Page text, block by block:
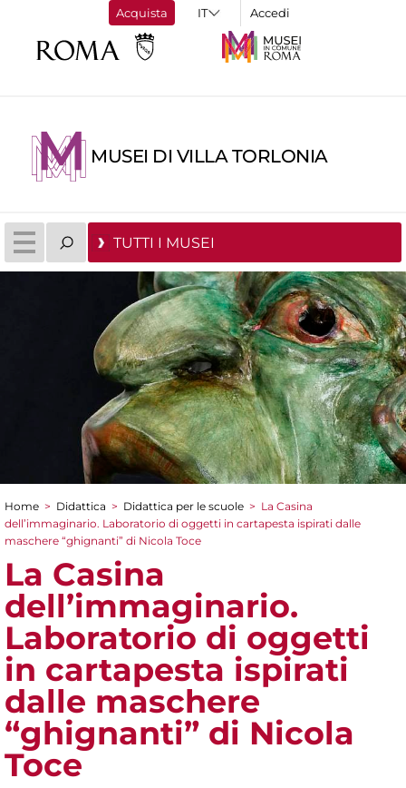
Acquista Accedi
MUSEI DI VILLA TORLONIA
TUTTI I MUSEI
Tu sei qui
Home > Didattica > Didattica per le scuole > La Casina
dell’immaginario. Laboratorio di oggetti in cartapesta ispirati dalle
maschere “ghignanti” di Nicola Toce
La Casina
dell’immaginario.
Laboratorio di oggetti
in cartapesta ispirati
dalle maschere
“ghignanti” di Nicola
Toce